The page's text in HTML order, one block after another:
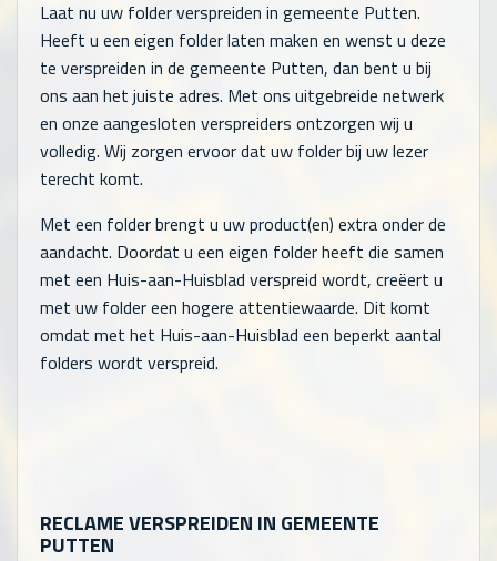
Laat nu uw folder verspreiden in gemeente Putten.
Heeft u een eigen folder laten maken en wenst u deze
te verspreiden in de gemeente Putten, dan bent u bij
ons aan het juiste adres. Met ons uitgebreide netwerk
en onze aangesloten verspreiders ontzorgen wij u
volledig. Wij zorgen ervoor dat uw folder bij uw lezer
terecht komt.
Met een folder brengt u uw product(en) extra onder de
aandacht. Doordat u een eigen folder heeft die samen
met een Huis-aan-Huisblad verspreid wordt, creëert u
met uw folder een hogere attentiewaarde. Dit komt
omdat met het Huis-aan-Huisblad een beperkt aantal
folders wordt verspreid.
RECLAME VERSPREIDEN IN GEMEENTE
PUTTEN